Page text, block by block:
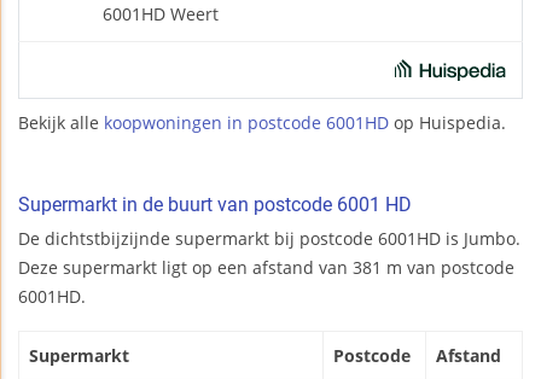
6001HD Weert
Bekijk alle koopwoningen in postcode 6001HD op Huispedia.
Supermarkt in de buurt van postcode 6001 HD
De dichtstbijzijnde supermarkt bij postcode 6001HD is Jumbo.
Deze supermarkt ligt op een afstand van 381 m van postcode
6001HD.
Supermarkt Postcode Afstand